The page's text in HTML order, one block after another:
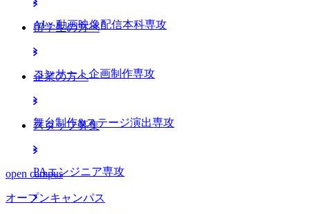
AI・動画映像配信本科専攻
コンサート企画制作専攻
舞台制作&ステージ演出専攻
PAエンジニア専攻
留学生の方へ
企業の方へ
スタッフ募集
open campus
オープンキャンパス